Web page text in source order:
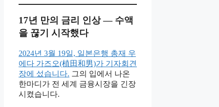
17년 만의 금리 인상 — 수액
을 끊기 시작했다
2024년 3월 19일, 일본은행 총재 우
에다 가즈오(植田和男)가 기자회견
장에 섰습니다. 그의 입에서 나온
한마디가 전 세계 금융시장을 긴장
시켰습니다.